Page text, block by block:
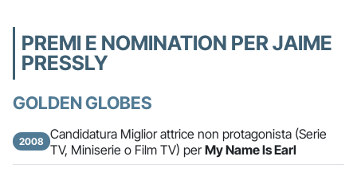
PREMI E NOMINATION PER JAIME
PRESSLY
GOLDEN GLOBES
2008 Candidatura Miglior attrice non protagonista (Serie
TV, Miniserie o Film TV) perMy Name Is Earl